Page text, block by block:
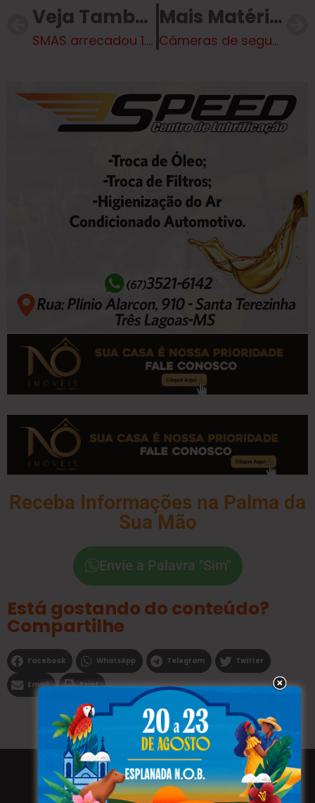
Veja Também
SMAS arrecadou 1.682 doações de alimentos que serão destinados às organizações da sociedade civil de Três Lagoas
Mais Matérias
Câmeras de segurança registram posse secreta de vereador foragido
Receba Informações na Palma da
Sua Mão
Envie a Palavra "Sim"
Está gostando do conteúdo?
Compartilhe
Facebook WhatsApp Telegram Twitter
Email Print
Todos os direitos reservados a WEBFAVORITA.COM.BR